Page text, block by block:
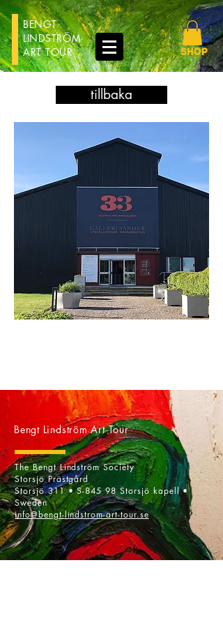
BENGT
LINDSTRÖM
ART TOUR
SHOP
tillbaka
Bengt LindströmArt Tour
The Bengt Lindström Society
Storsjö Prästgård
Storsjö 311 • S-845 98 Storsjö kapell •
Sweden
info@bengt-lindstrom-art-tour.se
Bengt LindströmArt Shop